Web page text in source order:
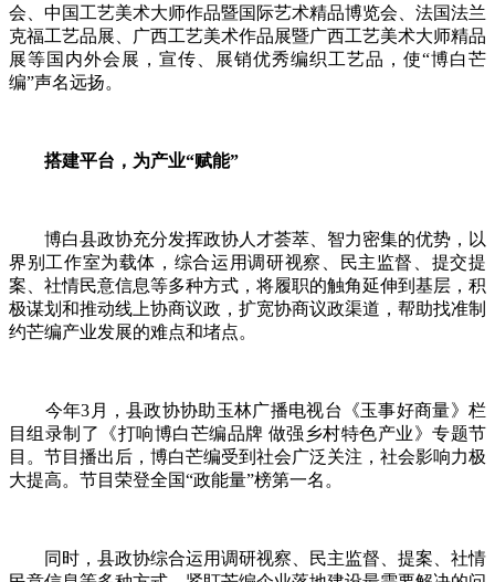
会、中国工艺美术大师作品暨国际艺术精品博览会、法国法兰
克福工艺品展、广西工艺美术作品展暨广西工艺美术大师精品
展等国内外会展，宣传、展销优秀编织工艺品，使“博白芒
编”声名远扬。
搭建平台，为产业“赋能”
博白县政协充分发挥政协人才荟萃、智力密集的优势，以
界别工作室为载体，综合运用调研视察、民主监督、提交提
案、社情民意信息等多种方式，将履职的触角延伸到基层，积
极谋划和推动线上协商议政，扩宽协商议政渠道，帮助找准制
约芒编产业发展的难点和堵点。
今年3月，县政协协助玉林广播电视台《玉事好商量》栏
目组录制了《打响博白芒编品牌 做强乡村特色产业》专题节
目。节目播出后，博白芒编受到社会广泛关注，社会影响力极
大提高。节目荣登全国“政能量”榜第一名。
同时，县政协综合运用调研视察、民主监督、提案、社情